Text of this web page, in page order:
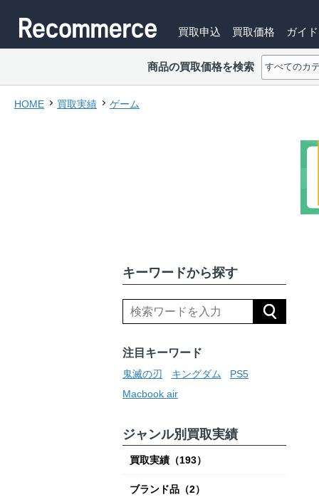
買取申込 買取価格 ガイド
商品の買取価格を検索
HOME 買取実績 ゲーム
キーワードから探す
注目キーワード
鬼滅の刃 キングダム
PS5
Macbook air
ジャンル別買取実績
買取実績 （193）
ブランド品 （2）